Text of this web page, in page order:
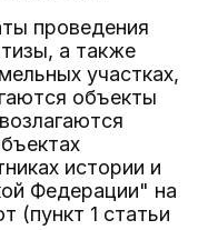
проведения
а также
участках,
объекты
истории и
Федерации" на
(пункт 1 статьи